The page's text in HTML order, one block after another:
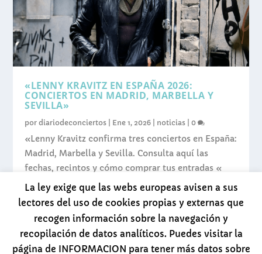
«LENNY KRAVITZ EN ESPAÑA 2026:
CONCIERTOS EN MADRID, MARBELLA Y
SEVILLA»
pordiariodeconciertos Ene 1, 2026 noticias |0
«Lenny Kravitz confirma tres conciertos en España:
Madrid, Marbella y Sevilla. Consulta aquí las
fechas, recintos y cómo comprar tus entradas «
LEER MÁS
La ley exige que las webs europeas avisen a sus
lectores del uso de cookies propias y externas que
recogen información sobre la navegación y
recopilación de datos analíticos. Puedes visitar la
página de INFORMACION para tener más datos sobre